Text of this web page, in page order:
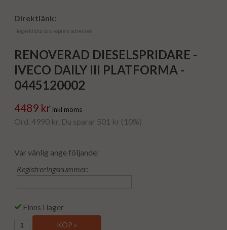
Direktlänk:
Högerklicka och kopiera adressen
RENOVERAD DIESELSPRIDARE -
IVECO DAILY III PLATFORMA -
0445120002
4489 kr inkl moms
Ord. 4990 kr. Du sparar 501 kr (10%)
Var vänlig ange följande:
Registreringsnummer:
Finns i lager
KÖP »